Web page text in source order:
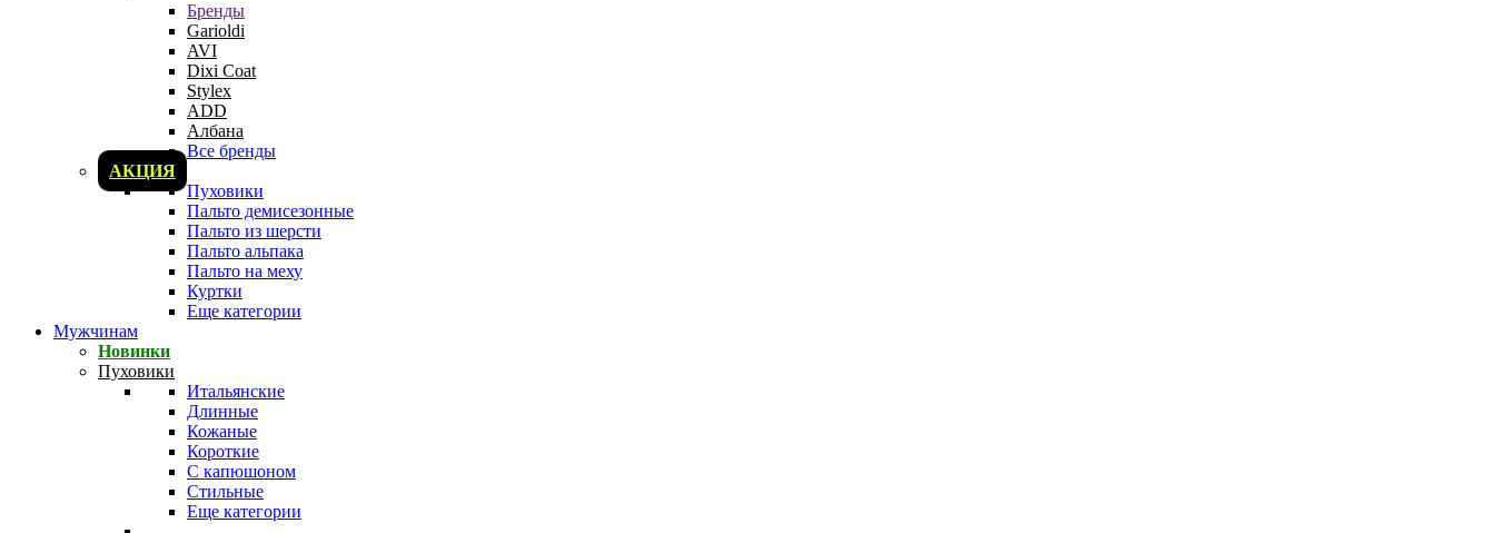
Бренды
Garioldi
AVI
Dixi Coat
Stylex
ADD
Албана
Все бренды
АКЦИЯ
Пуховики
Пальто демисезонные
Пальто из шерсти
Пальто альпака
Пальто на меху
Куртки
Еще категории
Мужчинам
Новинки
Пуховики
Итальянские
Длинные
Кожаные
Короткие
С капюшоном
Стильные
Еще категории